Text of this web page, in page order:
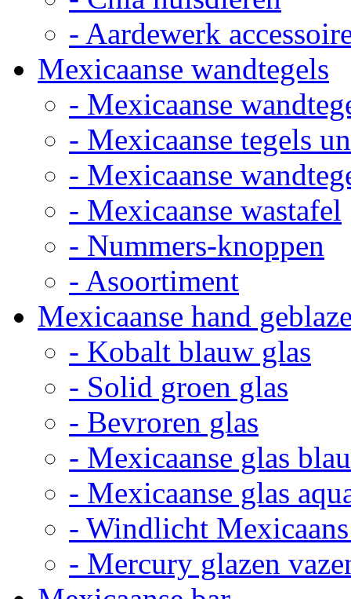
- Aardewerk
Mexicaanse wandtegels
- Mexicaanse
- Mexicaanse tegels
- Mexicaanse
- Mexicaanse wastafel
- Nummers-knoppen
- Asoortiment
Mexicaanse hand
- Kobalt blauw glas
- Solid groen glas
- Bevroren glas
- Mexicaanse glas
- Mexicaanse glas
- Windlicht
- Mercury glazen